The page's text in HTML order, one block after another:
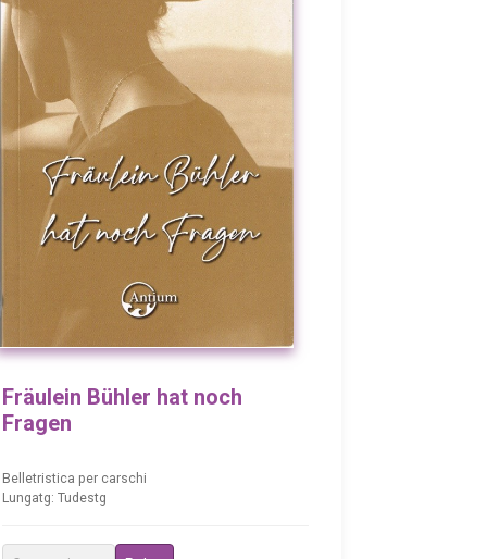
Fräulein Bühler hat noch
Fragen
Belletristica per carschi
Lungatg: Tudestg